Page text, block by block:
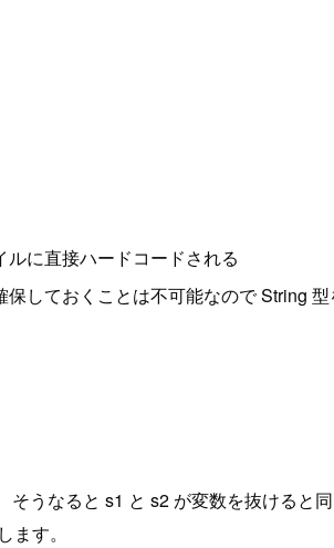
に直接ハードコードされる
しておくことは不可能なので String 型
うなると s1 と s2 が変数を抜けると
す。